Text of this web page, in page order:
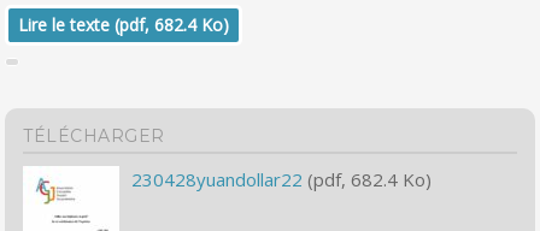
Lire le texte (pdf, 682.4 Ko)
TÉLÉCHARGER
230428yuandollar22 (pdf, 682.4 Ko)